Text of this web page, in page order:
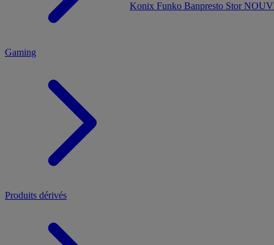
Konix Funko Banpresto Stor
Gaming
Produits dérivés